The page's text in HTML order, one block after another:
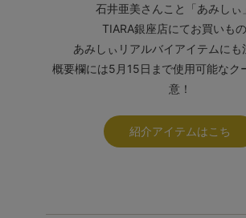
石井亜美さんこと「あみしぃ
TIARA銀座店にてお買いもの
あみしぃリアルバイアイテムにも
概要欄には5月15日まで使用可能なク
意！
紹介アイテムはこち